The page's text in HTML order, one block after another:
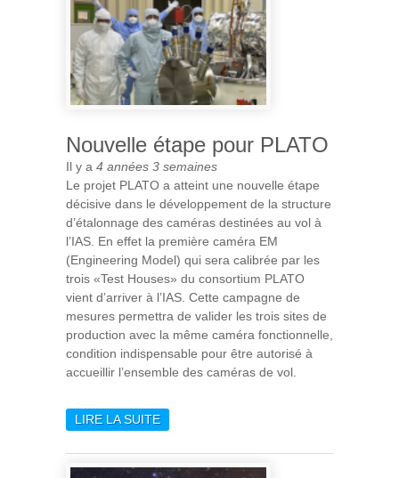
ENVIRONNEMENT
Nouvelle étape pour PLATO
Il y a 4 années 3 semaines
Le projet PLATO a atteint une nouvelle étape
décisive dans le développement de la structure
d’étalonnage des caméras destinées au vol à
l’IAS. En effet la première caméra EM
(Engineering Model) qui sera calibrée par les
trois «Test Houses» du consortium PLATO
vient d’arriver à l’IAS. Cette campagne de
mesures permettra de valider les trois sites de
production avec la même caméra fonctionnelle,
condition indispensable pour être autorisé à
accueillir l’ensemble des caméras de vol.
LIRE LA SUITEDE NOUVELLE ÉTAPE POUR